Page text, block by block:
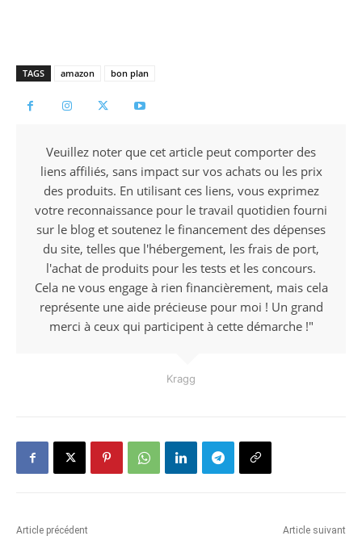
TAGS amazon bon plan
Veuillez noter que cet article peut comporter des
liens affiliés, sans impact sur vos achats ou les prix
des produits. En utilisant ces liens, vous exprimez
votre reconnaissance pour le travail quotidien fourni
sur le blog et soutenez le financement des dépenses
du site, telles que l'hébergement, les frais de port,
l'achat de produits pour les tests et les concours.
Cela ne vous engage à rien financièrement, mais cela
représente une aide précieuse pour moi ! Un grand
merci à ceux qui participent à cette démarche !"
Kragg
Article précédent Article suivant